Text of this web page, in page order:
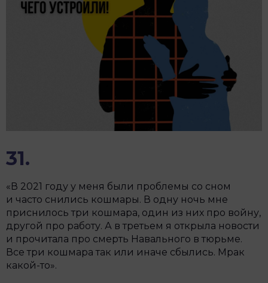
31.
«В 2021 году у меня были проблемы со сном
и часто снились кошмары. В одну ночь мне
приснилось три кошмара, один из них про войну,
другой про работу. А в третьем я открыла новости
и прочитала про смерть Навального в тюрьме.
Все три кошмара так или иначе сбылись. Мрак
какой-то».